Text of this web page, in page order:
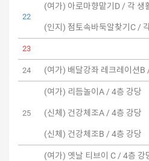
22
(여가) 아로마향맡기D / 각 생
(인지) 점토속바둑알찾기C /
23
24 (여가) 배달강좌 레크레이션B
25
(여가) 리듬놀이A / 4층 강당
(신체) 건강체조A / 4층 강당
(신체) 건강체조B / 4층 강당
(여가) 옛날 티브이 C / 4층 강